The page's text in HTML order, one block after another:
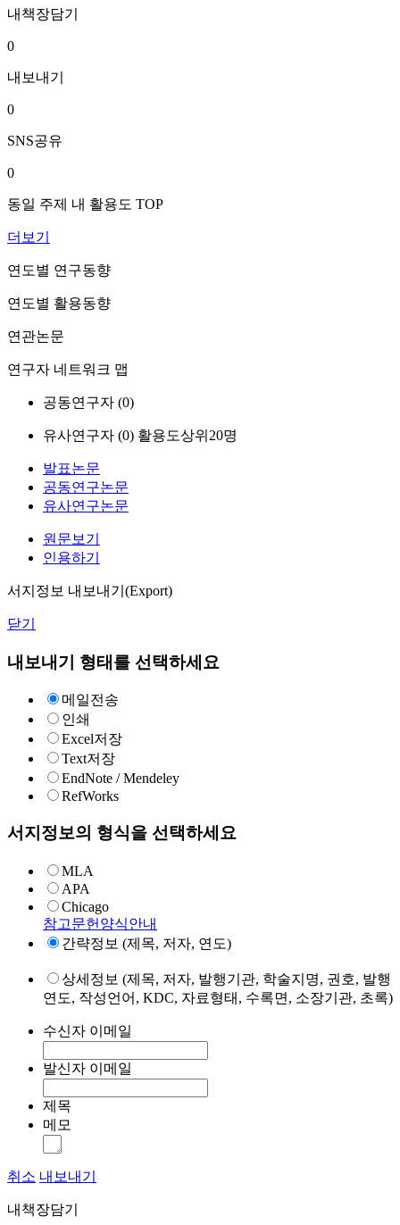
내책장담기
0
내보내기
0
SNS공유
0
동일 주제 내 활용도 TOP
더보기
연도별 연구동향
연도별 활용동향
연관논문
연구자 네트워크 맵
공동연구자 (0)
유사연구자 (0) 활용도상위20명
발표논문
공동연구논문
유사연구논문
원문보기
인용하기
서지정보 내보내기(Export)
닫기
내보내기 형태를 선택하세요
메일전송
인쇄
Excel저장
Text저장
EndNote / Mendeley
RefWorks
서지정보의 형식을 선택하세요
MLA
APA
Chicago
참고문헌양식안내
간략정보 (제목, 저자, 연도)
상세정보 (제목, 저자, 발행기관, 학술지명, 권호, 발행
연도, 작성언어, KDC, 자료형태, 수록면, 소장기관, 초록)
수신자 이메일
발신자 이메일
제목
메모
취소 내보내기
내책장담기